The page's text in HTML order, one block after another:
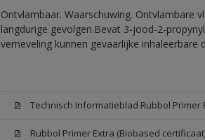
Ontvlambaar. Waarschuwing. Ontvlambare
langdurige gevolgen.Bevat 3-jood-2-
verneveling kunnen gevaarlijke
Technisch Informatieblad Rubbol Primer
Rubbol Primer Extra (Biobased